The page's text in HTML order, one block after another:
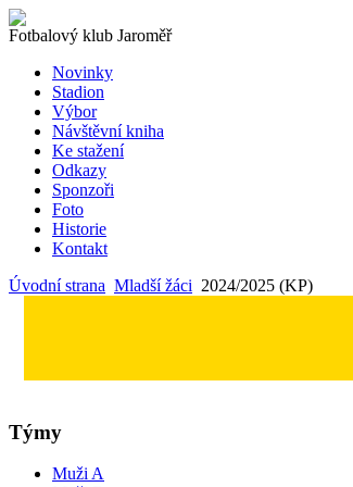
Fotbalový klub Jaroměř
Novinky
Stadion
Výbor
Návštěvní kniha
Ke stažení
Odkazy
Sponzoři
Foto
Historie
Kontakt
Úvodní strana Mladší žáci 2024/2025 (KP)
Týmy
Muži A